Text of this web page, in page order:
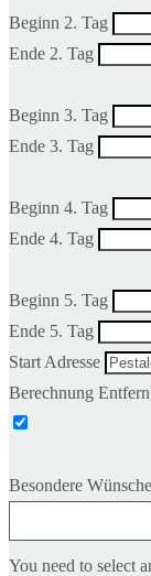
Beginn 2. Tag
Ende 2. Tag
Beginn 3. Tag
Ende 3. Tag
Beginn 4. Tag
Ende 4. Tag
Beginn 5. Tag
Ende 5. Tag
Start Adresse
Berechnung
Besondere
You need to select